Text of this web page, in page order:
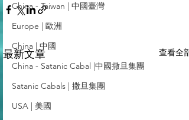
China - Taiwan | 中國臺灣
Europe | 歐洲
China | 中國
China - Satanic Cabal |中國撒旦集團
Satanic Cabals | 撒旦集團
USA | 美國
最新文章 查看全部